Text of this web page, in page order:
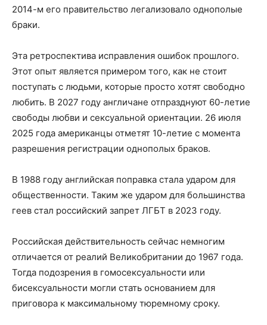
2014-м его правительство легализовало однополые
браки.
Эта ретроспектива исправления ошибок прошлого.
Этот опыт является примером того, как не стоит
поступать с людьми, которые просто хотят свободно
любить. В 2027 году англичане отпразднуют 60-летие
свободы любви и сексуальной ориентации. 26 июля
2025 года американцы отметят 10-летие с момента
разрешения регистрации однополых браков.
В 1988 году английская поправка стала ударом для
общественности. Таким же ударом для большинства
геев стал российский запрет ЛГБТ в 2023 году.
Российская действительность сейчас немногим
отличается от реалий Великобритании до 1967 года.
Тогда подозрения в гомосексуальности или
бисексуальности могли стать основанием для
приговора к максимальному тюремному сроку.